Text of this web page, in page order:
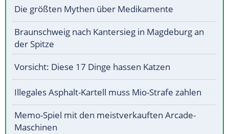
Die größten Mythen über Medikamente
Braunschweig nach Kantersieg in Magdeburg an
der Spitze
Vorsicht: Diese 17 Dinge hassen Katzen
Illegales Asphalt-Kartell muss Mio-Strafe zahlen
Memo-Spiel mit den meistverkauften Arcade-
Maschinen